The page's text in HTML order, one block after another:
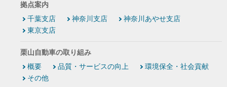
拠点案内
千葉支店
神奈川支店
神奈川あやせ支店
東京支店
栗山自動車の取り組み
概要
品質・サービスの向上
環境保全・社会貢献
その他